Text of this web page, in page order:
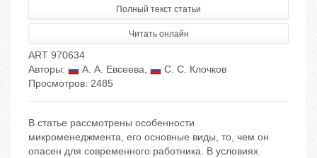
Полный текст статьи
Читать онлайн
ART 970634
Авторы:
А. А. Евсеева,
С. С. Клочков
Просмотров: 2485
В статье рассмотрены особенности
микроменеджмента, его основные виды, то, чем он
опасен для современного работника. В условиях